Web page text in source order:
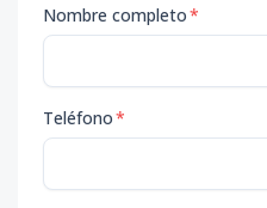
Nombre completo*
Teléfono*